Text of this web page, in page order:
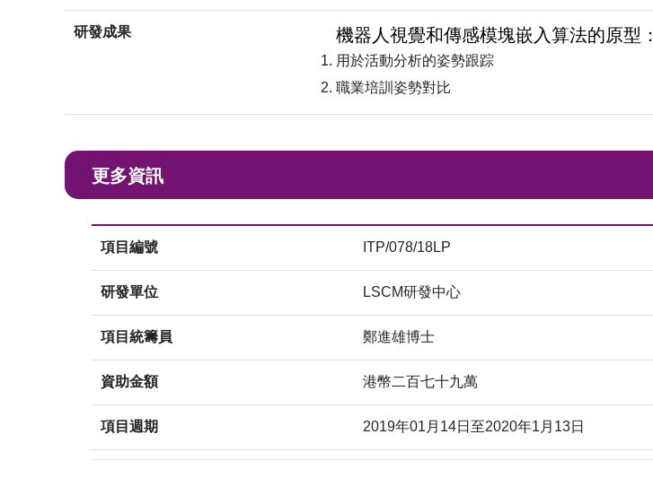
研發成果 機器人視覺和傳感模塊嵌入算法的原型：
用於活動分析的姿勢跟踪
職業培訓姿勢對比
更多資訊
項目編號 ITP/078/18LP
研發單位 LSCM研發中心
項目統籌員 鄭進雄博士
資助金額 港幣二百七十九萬
項目週期 2019年01月14日至2020年1月13日